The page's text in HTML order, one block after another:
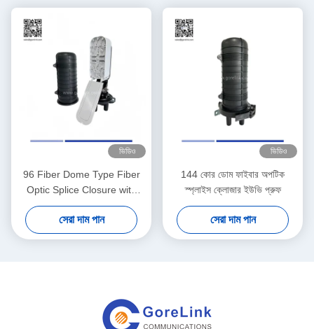
ভিডিও
96 Fiber Dome Type Fiber
Optic Splice Closure with
High-Density Plastic for
Aerial and Underground
Mounting
সেরা দাম পান
ভিডিও
144 কোর ডোম ফাইবার অপটিক
স্প্লাইস ক্লোজার ইউভি প্রুফ
সেরা দাম পান